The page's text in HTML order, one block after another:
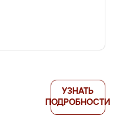
УЗНАТЬ
ПОДРОБНОСТИ